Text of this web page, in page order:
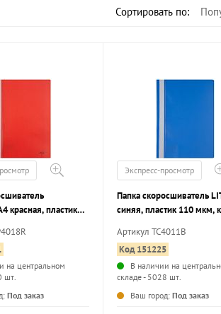
Сортировать по:
красная, пластик
перфорацией
на центральном
шт.
Под заказ
Экспресс-просмотр
Папка скоросшиватель
синяя, пластик 110 мкм,
Артикул TC4011B
Код 151225
В наличии на
складе - 5028 шт.
Ваш город: Под заказ